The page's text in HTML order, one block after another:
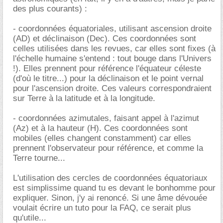
des plus courants) :
- coordonnées équatoriales, utilisant ascension droite
(AD) et déclinaison (Dec). Ces coordonnées sont
celles utilisées dans les revues, car elles sont fixes (à
l'échelle humaine s'entend : tout bouge dans l'Univers
!). Elles prennent pour référence l'équateur céleste
(d'où le titre...) pour la déclinaison et le point vernal
pour l'ascension droite. Ces valeurs correspondraient
sur Terre à la latitude et à la longitude.
- coordonnées azimutales, faisant appel à l'azimut
(Az) et à la hauteur (H). Ces coordonnées sont
mobiles (elles changent constamment) car elles
prennent l'observateur pour référence, et comme la
Terre tourne...
L'utilisation des cercles de coordonnées équatoriaux
est simplissime quand tu es devant le bonhomme pour
expliquer. Sinon, j'y ai renoncé. Si une âme dévouée
voulait écrire un tuto pour la FAQ, ce serait plus
qu'utile...